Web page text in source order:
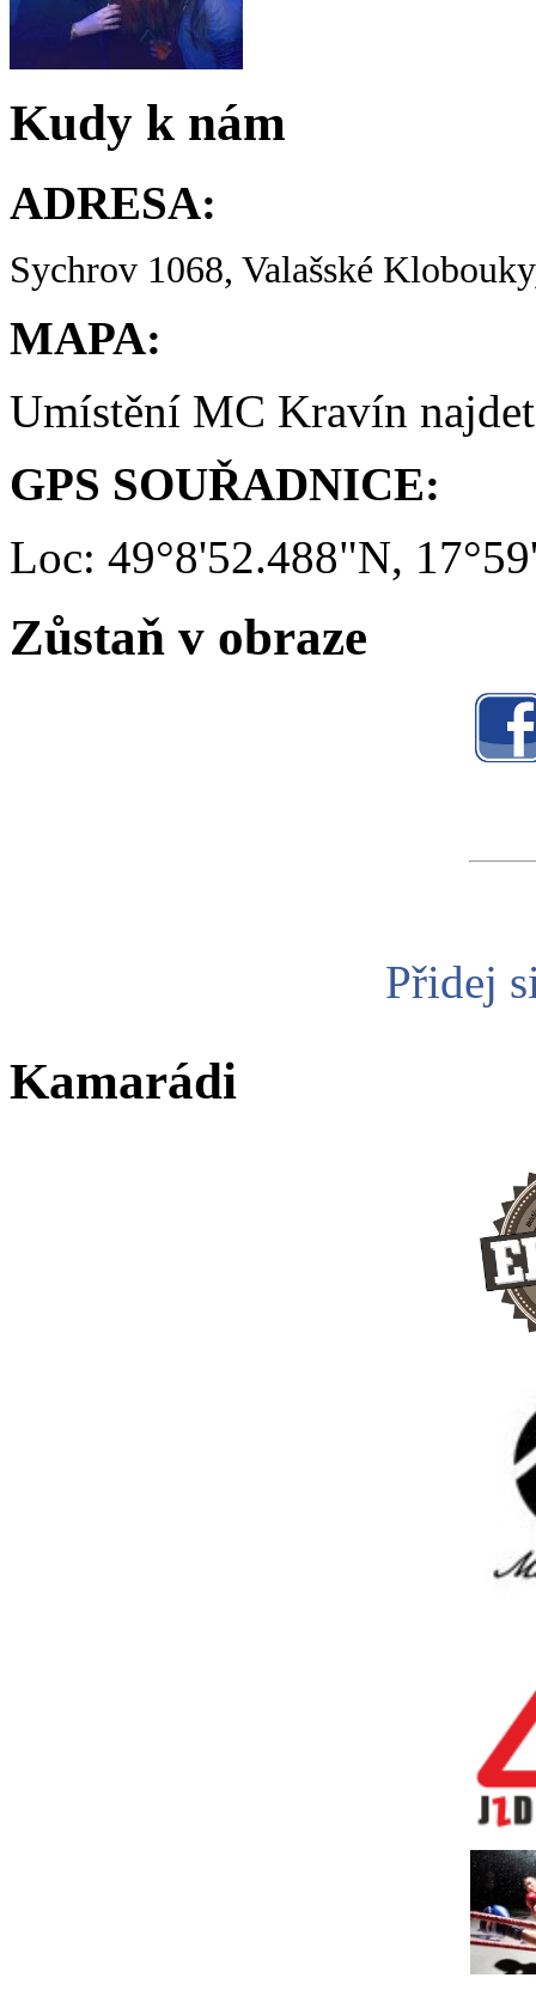
Kudy k nám
ADRESA:
Sychrov 1068, Valašské
MAPA:
Umístění MC Kravín
GPS SOUŘADNICE:
Loc: 49°8'52.488"N,
Zůstaň v obraze
Přidej
Kamarádi